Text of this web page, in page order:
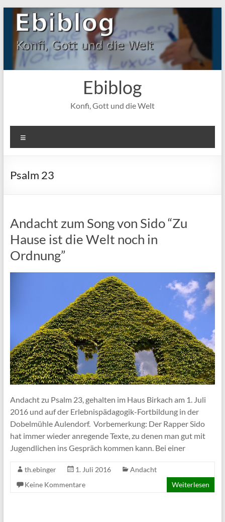
Zum
Inhalt
springen
Ebiblog
Konfi, Gott und die Welt
Psalm 23
Andacht zum Song von Sido “Zu
Hause ist die Welt noch in
Ordnung”
Andacht zu Psalm 23, gehalten im Haus Birkach am 1. Juli
2016 und auf der Erlebnispädagogik-Fortbildung in der
Dobelmühle Aulendorf. Vorbemerkung: Der Rapper Sido
hat immer wieder anregende Texte, zu denen man gut mit
Jugendlichen ins Gespräch kommen kann. Bei einer
th.ebinger 1. Juli 2016
Andacht
Keine Kommentare
Weiterlesen